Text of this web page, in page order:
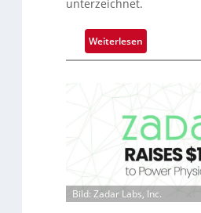
n
m
m
r
k
V
i
s
i
unterzeichnet.
Weiterlesen:
M
o
c
h
i
p
p
Bild: Zadar Labs, Inc.